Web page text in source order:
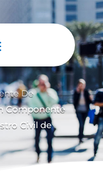
De
Componente
Civil de